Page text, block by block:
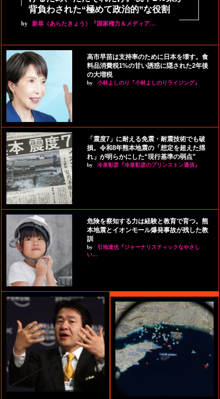
背負わされた“極めて政治的”な役割
by 新恭（あらたきょう）『国家権力＆メディア…
高市早苗は支持率のために日本を壊す。食
料品消費税1%の甘い誘惑に隠された2年後
の大増税
by 小林よしのり『小林よしのりライジング』
「震度7」に耐える免震・耐震技術でも破
損。令和8年熊本地震の「想定を超えた揺
れ」が明らかにした“現行基準の弱点”
by 冷泉彰彦『冷泉彰彦のプリンストン通信』
危険を察知する力は経験と教育で育つ。熊
本地震とイオンモール爆発事故が残した教
訓
by
引地達也『ジャーナリスティックなやさし
い…